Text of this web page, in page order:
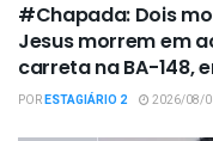
#Chapada: Dois
Jesus morrem em
carreta na BA-148,
PORESTAGIÁRIO 2 2026/08/